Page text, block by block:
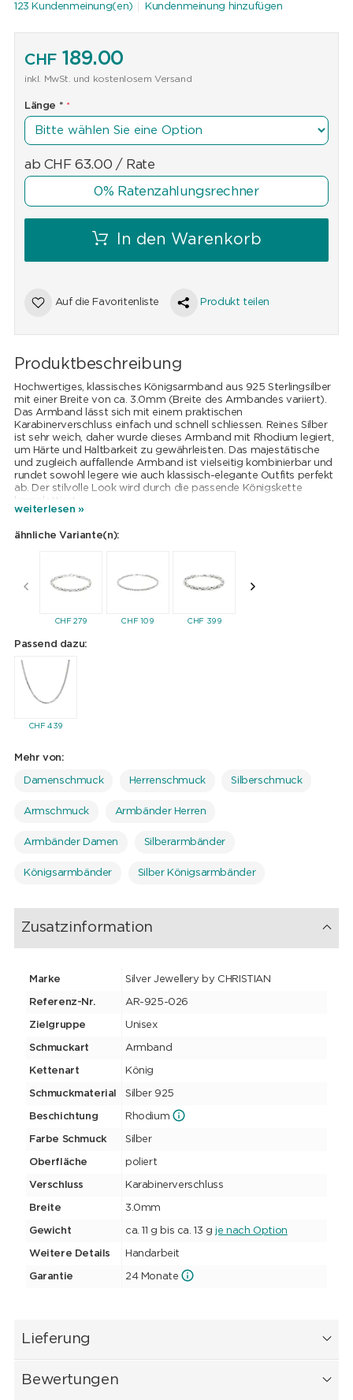
123 Kundenmeinung(en) Kundenmeinung hinzufügen
CHF189.00
inkl. MwSt. und kostenlosem Versand
Länge *
ab CHF63.00 / Rate
0% Ratenzahlungsrechner
In den Warenkorb
Auf die Favoritenliste Produkt teilen
Produktbeschreibung
Hochwertiges, klassisches Königsarmband aus 925 Sterlingsilber
mit einer Breite von ca. 3.0mm (Breite des Armbandes variiert).
Das Armband lässt sich mit einem praktischen
Karabinerverschluss einfach und schnell schliessen. Reines Silber
ist sehr weich, daher wurde dieses Armband mit Rhodium legiert,
um Härte und Haltbarkeit zu gewährleisten. Das majestätische
und zugleich auffallende Armband ist vielseitig kombinierbar und
rundet sowohl legere wie auch klassisch-elegante Outfits perfekt
ab. Der stilvolle Look wird durch die passende Königskette
weiterlesen »
ähnliche Variante(n):
CHF279 CHF109 CHF399
Passend dazu:
CHF439
Mehr von:
Damenschmuck Herrenschmuck Silberschmuck
Armschmuck Armbänder Herren
Armbänder Damen Silberarmbänder
Königsarmbänder Silber Königsarmbänder
Zusatzinformation
Marke Silver Jewellery by CHRISTIAN
Referenz-Nr. AR-925-026
Zielgruppe Unisex
Schmuckart Armband
Kettenart König
Schmuckmaterial Silber 925
Beschichtung Rhodium
Farbe Schmuck Silber
Oberfläche poliert
Verschluss Karabinerverschluss
Breite 3.0mm
Gewicht ca. 11 g bis ca. 13 gje nach Option
Weitere Details Handarbeit
Garantie 24 Monate
Lieferung
Bewertungen